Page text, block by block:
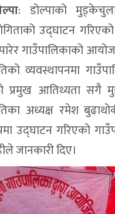
: डोल्पाको
उद्घाटन
गाउँपालिकाको
व्यवस्थापनमा
प्रमुख आतिथ्यता
अध्यक्ष रमेश
उद्घाटन गरिएको
जानकारी दिए।